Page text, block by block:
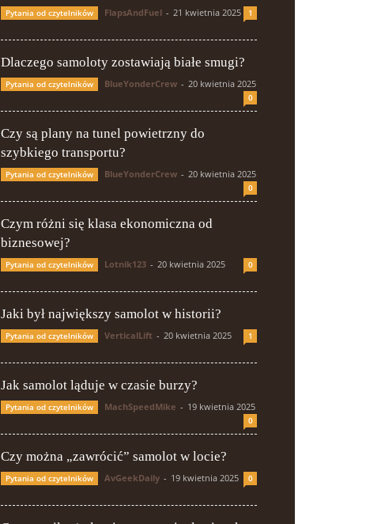
Pytania od czytelników FlapsAndFuel - 21 kwietnia 2025 1
Dlaczego samoloty zostawiają białe smugi?
Pytania od czytelników BlueYonderCrew - 20 kwietnia 2025
0
Czy są plany na tunel powietrzny do
szybkiego transportu?
Pytania od czytelników BlueYonderCrew - 20 kwietnia 2025
0
Czym różni się klasa ekonomiczna od
biznesowej?
Pytania od czytelników Lotnik123 - 20 kwietnia 2025 0
Jaki był największy samolot w historii?
Pytania od czytelników VerticalLift - 20 kwietnia 2025 1
Jak samolot ląduje w czasie burzy?
Pytania od czytelników MachSpeedMike - 19 kwietnia 2025
0
Czy można „zawrócić” samolot w locie?
Pytania od czytelników AvGeekDaily - 19 kwietnia 2025 0